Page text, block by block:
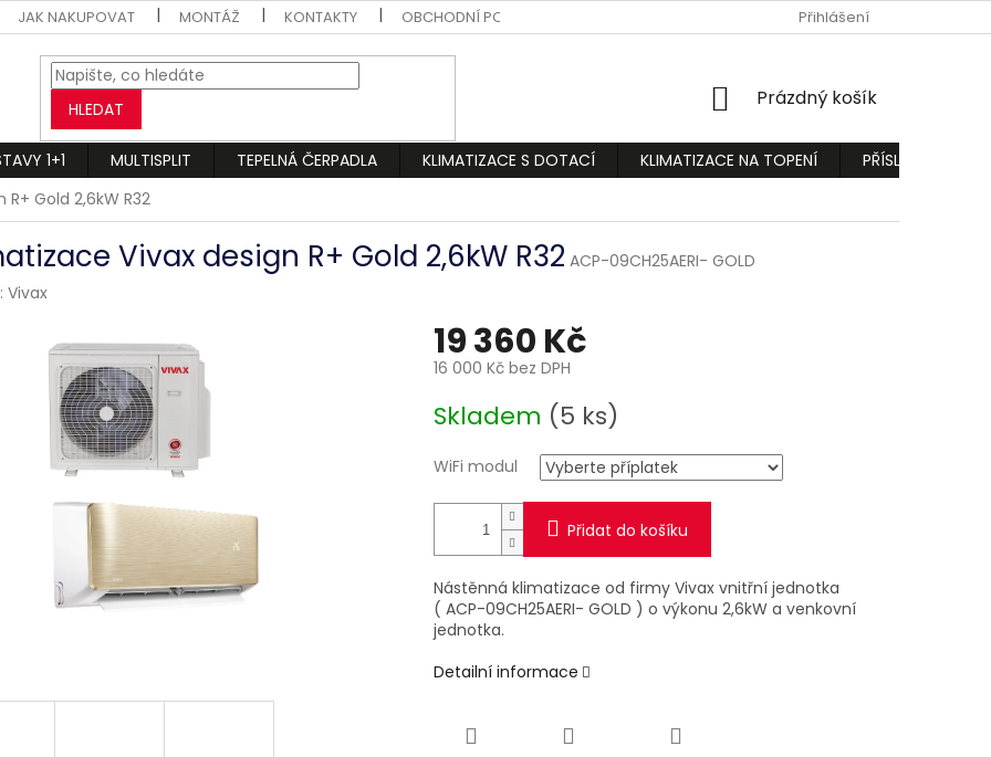
JAK NAKUPOVAT MONTÁŽ KONTAKTY OBCHODNÍ PODMÍNKY PODMÍNKY OCHRANY OSOBNÍCH ÚDAJŮ
Přihlášení
HLEDAT
NÁKUPNÍ
Prázdný košík
1+1 MULTISPLIT TEPELNÁ ČERPADLA KLIMATIZACE S DOTACÍ KLIMATIZACE NA TOPENÍ
PŘÍSLUŠENSTVÍ
Gold 2,6kW R32
Vivax design R+ Gold 2,6kW R32 ACP-09CH25AERI- GOLD
Vivax
19 360 Kč
16 000 Kčbez DPH
cena:
Skladem (5 ks)
WiFi modul
Přidat do košíku
Nástěnná klimatizace od firmy Vivax vnitřní jednotka
( ACP-09CH25AERI- GOLD ) o výkonu 2,6kW a venkovní
jednotka.
Detailní informace